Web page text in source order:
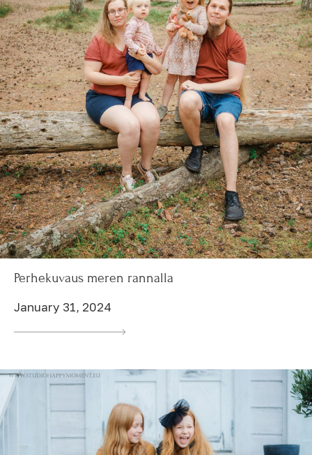
Perhekuvaus meren rannalla
January 31, 2024